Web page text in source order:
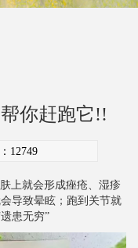
你赶跑它!!
12749
上就会形成痤疮、湿疹
导致晕眩；跑到关节就
患无穷”